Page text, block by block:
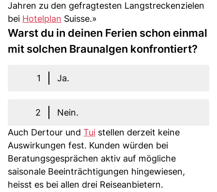
Jahren zu den gefragtesten Langstreckenzielen
bei Hotelplan Suisse.»
Warst du in deinen Ferien schon einmal
mit solchen Braunalgen konfrontiert?
1 Ja.
2
Nein.
Auch Dertour und Tui stellen derzeit keine
Auswirkungen fest. Kunden würden bei
Beratungsgesprächen aktiv auf mögliche
saisonale Beeinträchtigungen hingewiesen,
heisst es bei allen drei Reiseanbietern.